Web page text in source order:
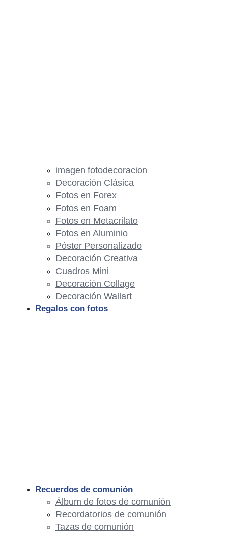
imagen fotodecoracion
Decoración Clásica
Fotos en Forex
Fotos en Foam
Fotos en Metacrilato
Fotos en Aluminio
Póster Personalizado
Decoración Creativa
Cuadros Mini
Decoración Collage
Decoración Wallart
Regalos con fotos
Recuerdos de comunión
Álbum de fotos de comunión
Recordatorios de comunión
Tazas de comunión